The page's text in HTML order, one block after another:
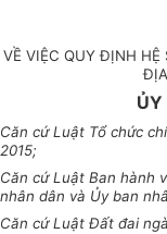
VỀ VIỆC QUY ĐỊNH
ỦY
Căn cứ Luật Tổ chức
2015;
Căn cứ Luật Ban hành
nhân dân và Ủy ban
Căn cứ Luật Đất đai